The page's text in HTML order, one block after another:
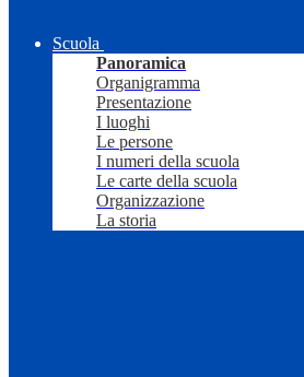
Scuola
Panoramica
Organigramma
Presentazione
I luoghi
Le persone
I numeri della scuola
Le carte della scuola
Organizzazione
La storia